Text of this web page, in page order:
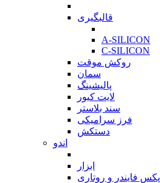
قالبگیری
A-SILICON
C-SILICON
روکش موقت
سمان
پالیشینگ
لایت کیور
سند بلاستر
فرز سرامیکی
دستکش
اندو
ابزار
اپکس فایندر و روتاری